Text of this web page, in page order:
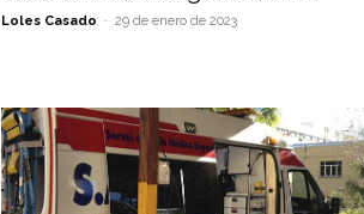
Loles Casado - 29 de enero de 2023